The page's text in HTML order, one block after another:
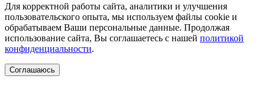
Для корректной работы сайта, аналитики и улучшения
пользовательского опыта, мы используем файлы cookie и
обрабатываем Ваши персональные данные. Продолжая
использование сайта, Вы соглашаетесь с нашей политикой
конфиденциальности.
Соглашаюсь